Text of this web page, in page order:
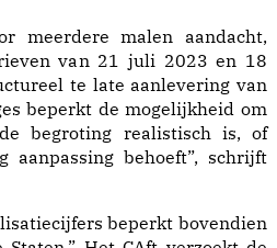
meerdere malen aandacht,
van 21 juli 2023 en 18
te late aanlevering van
beperkt de mogelijkheid om
begroting realistisch is, of
aanpassing behoeft”, schrijft
beperkt bovendien